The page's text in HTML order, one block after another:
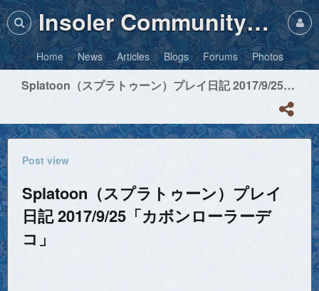
Insoler Community・Photos
Home News Articles Blogs Forums Photos
Splatoon（スプラトゥーン）プレイ日記 2017/9/25「カボンローラーデコ」
Post view
Splatoon（スプラトゥーン）プレイ
日記 2017/9/25「カボンローラーデ
コ」